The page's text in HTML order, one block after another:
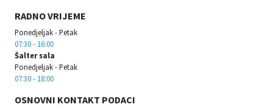
RADNO VRIJEME
Ponedjeljak - Petak
07:30 - 16:00
Šalter sala
Ponedjeljak - Petak
07:30 - 18:00
OSNOVNI KONTAKT PODACI